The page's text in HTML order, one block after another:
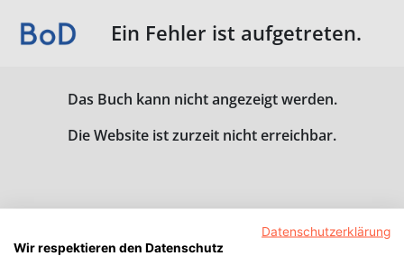
Ein Fehler ist aufgetreten.
Das Buch kann nicht angezeigt werden.
Die Website ist zurzeit nicht erreichbar.
Datenschutzerklärung
Wir respektieren den Datenschutz